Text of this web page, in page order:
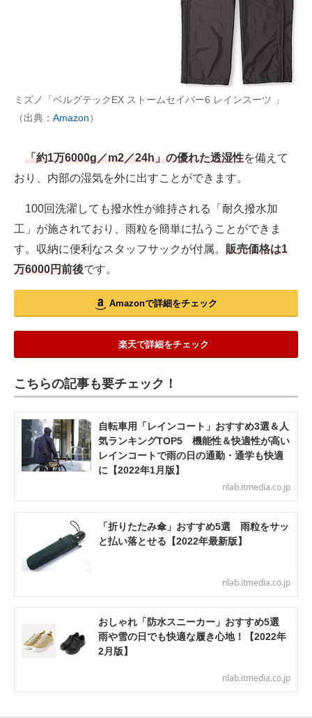
ミズノ「ベルグテックEX ストームセイバー6 レインスーツ 」
（出典： Amazon）
「約1万6000g／m2／24h」の優れた透湿性を備えて
おり、内部の湿気を外に出すことができます。
100回洗濯しても撥水性が維持される「耐久撥水加
工」が施されており、雨粒を簡単に払うことができま
す。収納に便利なスタッフサックが付属。 販売価格は1
万6000円前後です。
Amazonで詳細をチェック
楽天で詳細をチェック
こちらの記事も要チェック！
自転車用「レインコート」おすすめ3選＆人
気ランキングTOP5 機能性＆快適性が高い
レインコートで雨の日の通勤・通学も快適
に【2022年1月版】
nlab.itmedia.co.jp
「折りたたみ傘」おすすめ5選 雨粒をサッ
と払い落とせる【2022年最新版】
nlab.itmedia.co.jp
おしゃれ「防水スニーカー」おすすめ5選
雨や雪の日でも快適な履き心地！【2022年
2月版】
nlab.itmedia.co.jp